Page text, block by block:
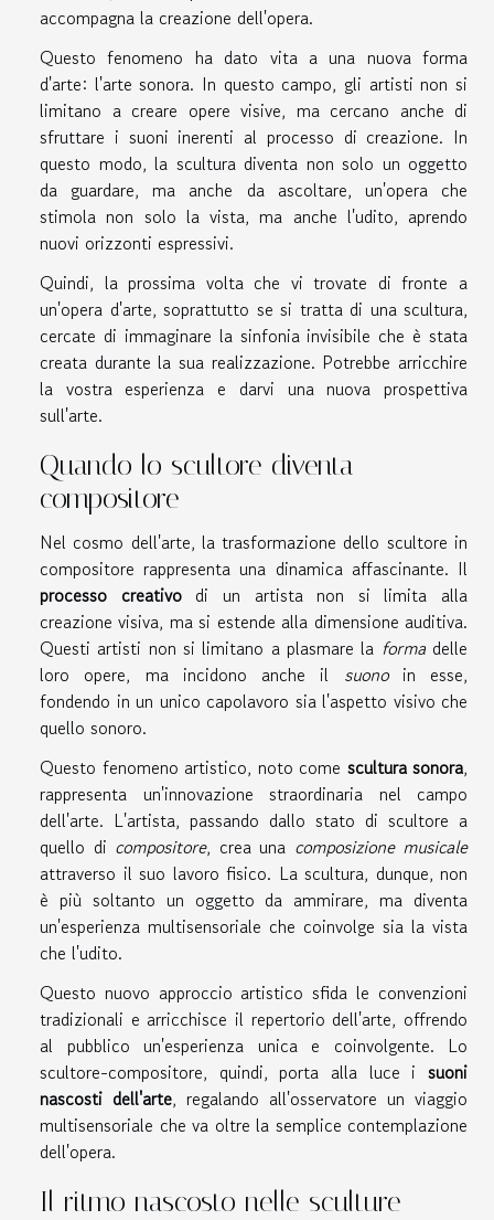
accompagna la creazione dell'opera.
Questo fenomeno ha dato vita a una nuova forma
d'arte: l'arte sonora. In questo campo, gli artisti non si
limitano a creare opere visive, ma cercano anche di
sfruttare i suoni inerenti al processo di creazione. In
questo modo, la scultura diventa non solo un oggetto
da guardare, ma anche da ascoltare, un'opera che
stimola non solo la vista, ma anche l'udito, aprendo
nuovi orizzonti espressivi.
Quindi, la prossima volta che vi trovate di fronte a
un'opera d'arte, soprattutto se si tratta di una scultura,
cercate di immaginare la sinfonia invisibile che è stata
creata durante la sua realizzazione. Potrebbe arricchire
la vostra esperienza e darvi una nuova prospettiva
sull'arte.
Quando lo scultore diventa
compositore
Nel cosmo dell'arte, la trasformazione dello scultore in
compositore rappresenta una dinamica affascinante. Il
processo creativodi un artista non si limita alla
creazione visiva, ma si estende alla dimensione auditiva.
Questi artisti non si limitano a plasmare la formadelle
loro opere, ma incidono anche il suonoin esse,
fondendo in un unico capolavoro sia l'aspetto visivo che
quello sonoro.
Questo fenomeno artistico, noto come scultura sonora,
rappresenta un'innovazione straordinaria nel campo
dell'arte. L'artista, passando dallo stato di scultore a
quello di compositore, crea una composizione musicale
attraverso il suo lavoro fisico. La scultura, dunque, non
è più soltanto un oggetto da ammirare, ma diventa
un'esperienza multisensoriale che coinvolge sia la vista
che l'udito.
Questo nuovo approccio artistico sfida le convenzioni
tradizionali e arricchisce il repertorio dell'arte, offrendo
al pubblico un'esperienza unica e coinvolgente. Lo
scultore-compositore, quindi, porta alla luce i suoni
nascosti dell'arte, regalando all'osservatore un viaggio
multisensoriale che va oltre la semplice contemplazione
dell'opera.
Il ritmo nascosto nelle sculture